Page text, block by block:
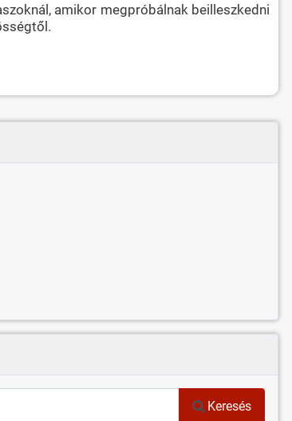
amikor megpróbálnak beilleszkedni
Keresés